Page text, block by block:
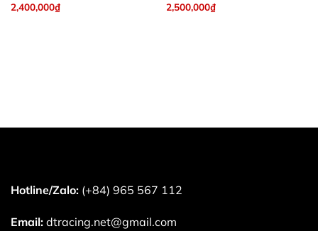
2,400,000₫
2,500,000₫
Hotline/Zalo: (+84) 965 567 112
Email: dtracing.net@gmail.com